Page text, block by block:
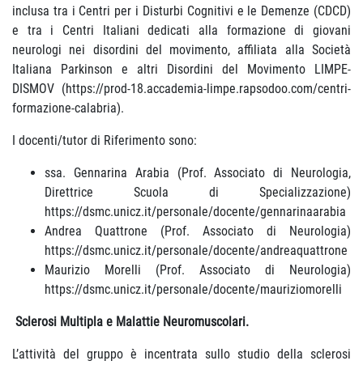
inclusa tra i Centri per i Disturbi Cognitivi e le Demenze (CDCD)
e tra i Centri Italiani dedicati alla formazione di giovani
neurologi nei disordini del movimento, affiliata alla Società
Italiana Parkinson e altri Disordini del Movimento LIMPE-
DISMOV (https://prod-18.accademia-limpe.rapsodoo.com/centri-
formazione-calabria).
I docenti/tutor di Riferimento sono:
ssa. Gennarina Arabia (Prof. Associato di Neurologia,
Direttrice Scuola di Specializzazione)
https://dsmc.unicz.it/personale/docente/gennarinaarabia
Andrea Quattrone (Prof. Associato di Neurologia)
https://dsmc.unicz.it/personale/docente/andreaquattrone
Maurizio Morelli (Prof. Associato di Neurologia)
https://dsmc.unicz.it/personale/docente/mauriziomorelli
Sclerosi Multipla e Malattie Neuromuscolari.
L’attività del gruppo è incentrata sullo studio della sclerosi